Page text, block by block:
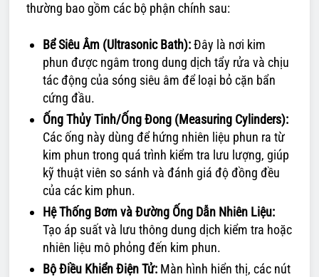
thường bao gồm các bộ phận chính sau:
Bể Siêu Âm (Ultrasonic Bath):Đây là nơi kim
phun được ngâm trong dung dịch tẩy rửa và chịu
tác động của sóng siêu âm để loại bỏ cặn bẩn
cứng đầu.
Ống Thủy Tinh/Ống Đong (Measuring Cylinders):
Các ống này dùng để hứng nhiên liệu phun ra từ
kim phun trong quá trình kiểm tra lưu lượng, giúp
kỹ thuật viên so sánh và đánh giá độ đồng đều
của các kim phun.
Hệ Thống Bơm và Đường Ống Dẫn Nhiên Liệu:
Tạo áp suất và lưu thông dung dịch kiểm tra hoặc
nhiên liệu mô phỏng đến kim phun.
Bộ Điều Khiển Điện Tử: Màn hình hiển thị, các nút